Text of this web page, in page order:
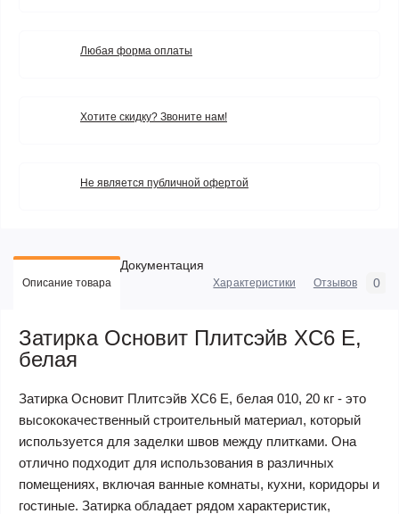
Любая форма оплаты
Хотите скидку? Звоните нам!
Не является публичной офертой
Описание товара
Документация
Характеристики Отзывов 0
Затирка Основит Плитсэйв XC6 E,
белая
Затирка Основит Плитсэйв XC6 E, белая 010, 20 кг - это
высококачественный строительный материал, который
используется для заделки швов между плитками. Она
отлично подходит для использования в различных
помещениях, включая ванные комнаты, кухни, коридоры и
гостиные. Затирка обладает рядом характеристик,